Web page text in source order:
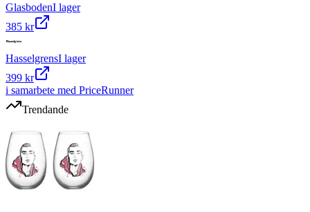
GlasbodenI lager
385 kr
HasselgrensI lager
399 kr
i samarbete med PriceRunner
Trendande